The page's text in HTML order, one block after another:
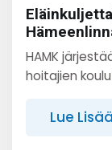
HAMK
hoitajien
Lue Lisää